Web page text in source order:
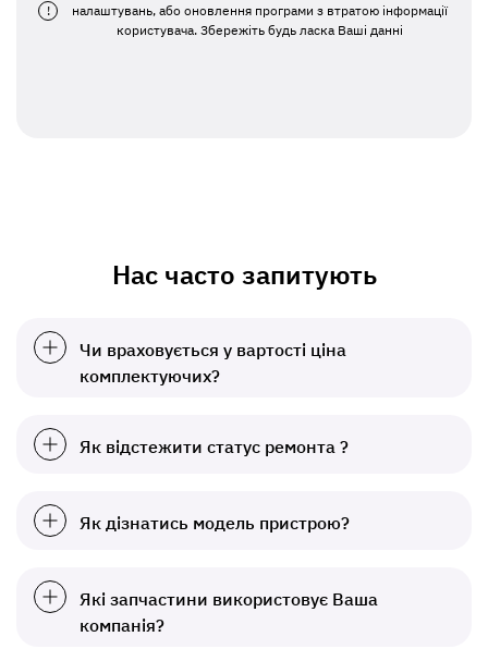
!
налаштувань, або оновлення програми з втратою інформації
користувача. Збережіть будь ласка Ваші данні
Нас часто запитують
Чи враховується у вартості ціна
комплектуючих?
Як відстежити статус ремонта ?
Як дізнатись модель пристрою?
Які запчастини використовує Ваша
компанія?